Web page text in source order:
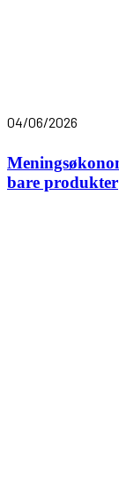
04/06/2026
bare produkter